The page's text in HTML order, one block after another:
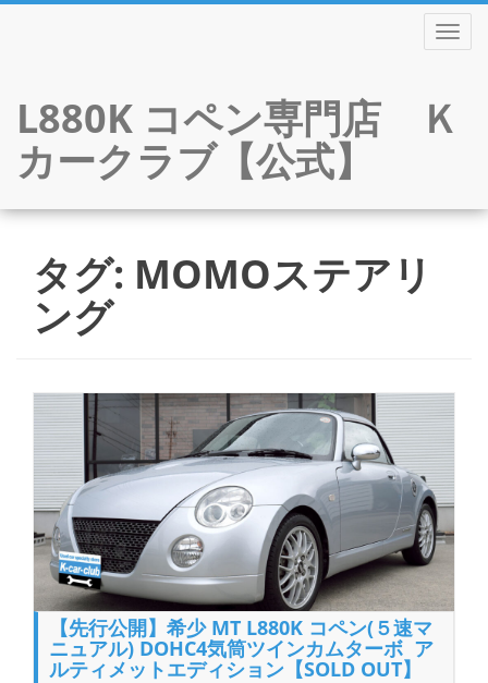
L880K コペン専門店 Ｋ
カークラブ【公式】
content
タグ: MOMOステアリ
ング
【先行公開】希少 MT L880K コペン(５速マ
ニュアル) DOHC4気筒ツインカムターボ ア
ルティメットエディション【SOLD OUT】